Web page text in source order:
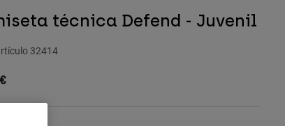
técnica Defend - Juvenil
32414